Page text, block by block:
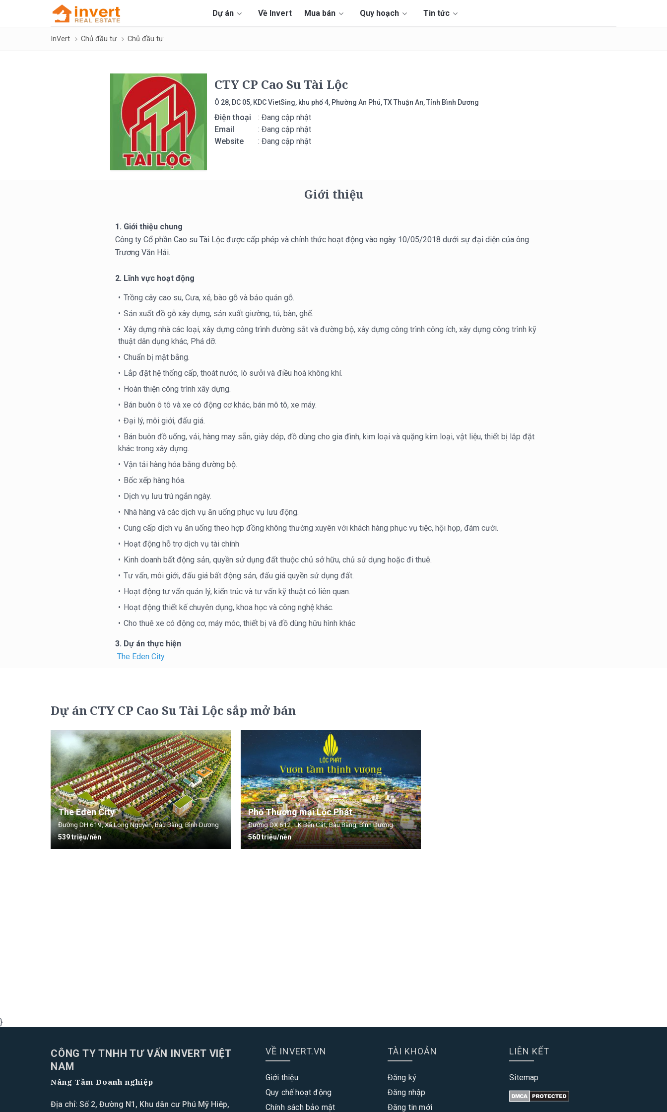
Dự án Về Invert Mua bán Quy hoạch Tin tức
InVert Chủ đầu tư Chủ đầu tư
CTY CP Cao Su Tài Lộc
Ô 28, DC 05, KDC VietSing, khu phố 4, Phường An Phú, TX Thuận An, Tỉnh Bình Dương
Điện thoại
: Đang cập nhật
Email
: Đang cập nhật
Website
: Đang cập nhật
Giới thiệu
1. Giới thiệu chung
Công ty Cổ phần Cao su Tài Lộc được cấp phép và chính thức hoạt động vào ngày 10/05/2018 dưới sự đại diện của ông
Trương Văn Hải.
2. Lĩnh vực hoạt động
Trồng cây cao su, Cưa, xẻ, bào gỗ và bảo quản gỗ.
Sản xuất đồ gỗ xây dựng, sản xuất giường, tủ, bàn, ghế.
Xây dựng nhà các loại, xây dựng công trình đường sắt và đường bộ, xây dựng công trình công ích, xây dựng công trình kỹ
thuật dân dụng khác, Phá dỡ.
Chuẩn bị mặt bằng.
Lắp đặt hệ thống cấp, thoát nước, lò sưởi và điều hoà không khí.
Hoàn thiện công trình xây dựng.
Bán buôn ô tô và xe có động cơ khác, bán mô tô, xe máy.
Đại lý, môi giới, đấu giá.
Bán buôn đồ uống, vải, hàng may sẵn, giày dép, đồ dùng cho gia đình, kim loại và quặng kim loại, vật liệu, thiết bị lắp đặt
khác trong xây dựng.
Vận tải hàng hóa bằng đường bộ.
Bốc xếp hàng hóa.
Dịch vụ lưu trú ngắn ngày.
Nhà hàng và các dịch vụ ăn uống phục vụ lưu động.
Cung cấp dịch vụ ăn uống theo hợp đồng không thường xuyên với khách hàng phục vụ tiệc, hội họp, đám cưới.
Hoạt động hỗ trợ dịch vụ tài chính
Kinh doanh bất động sản, quyền sử dụng đất thuộc chủ sở hữu, chủ sử dụng hoặc đi thuê.
Tư vấn, môi giới, đấu giá bất động sản, đấu giá quyền sử dụng đất.
Hoạt động tư vấn quản lý, kiến trúc và tư vấn kỹ thuật có liên quan.
Hoạt động thiết kế chuyên dụng, khoa học và công nghệ khác.
Cho thuê xe có động cơ, máy móc, thiết bị và đồ dùng hữu hình khác
3. Dự án thực hiện
The Eden City
Dự án CTY CP Cao Su Tài Lộc sắp mở bán
The Eden City
Đường DH 619, Xã Long Nguyên, Bàu Bàng, Bình Dương
539 triệu/nền
Phố Thương mại Lộc Phát
Đường DX 612, LK Bến Cát, Bàu Bàng, Bình Dương
560 triệu/nền
}
CÔNG TY TNHH TƯ VẤN INVERT VIỆT
NAM
Nâng Tầm Doanh nghiệp
Địa chỉ: Số 2, Đường N1, Khu dân cư Phú Mỹ Hiêp,
VỀ INVERT.VN
Giới thiệu
Quy chế hoạt động
Chính sách bảo mật
TÀI KHOẢN
Đăng ký
Đăng nhập
Đăng tin mới
LIÊN KẾT
Sitemap